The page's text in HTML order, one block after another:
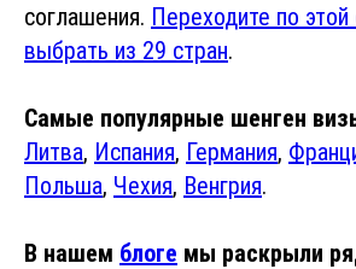
соглашения. Переходите по
выбрать из 29 стран.
Самые популярные шенген
Литва, Испания, Германия,
Польша, Чехия, Венгрия.
В нашем блоге мы раскрыли